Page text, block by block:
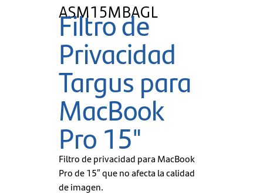
ASM15MBAGL
Filtro de
Privacidad
Targus para
MacBook
Pro 15"
Filtro de privacidad para MacBook
Pro de 15″ que no afecta la calidad
de imagen.